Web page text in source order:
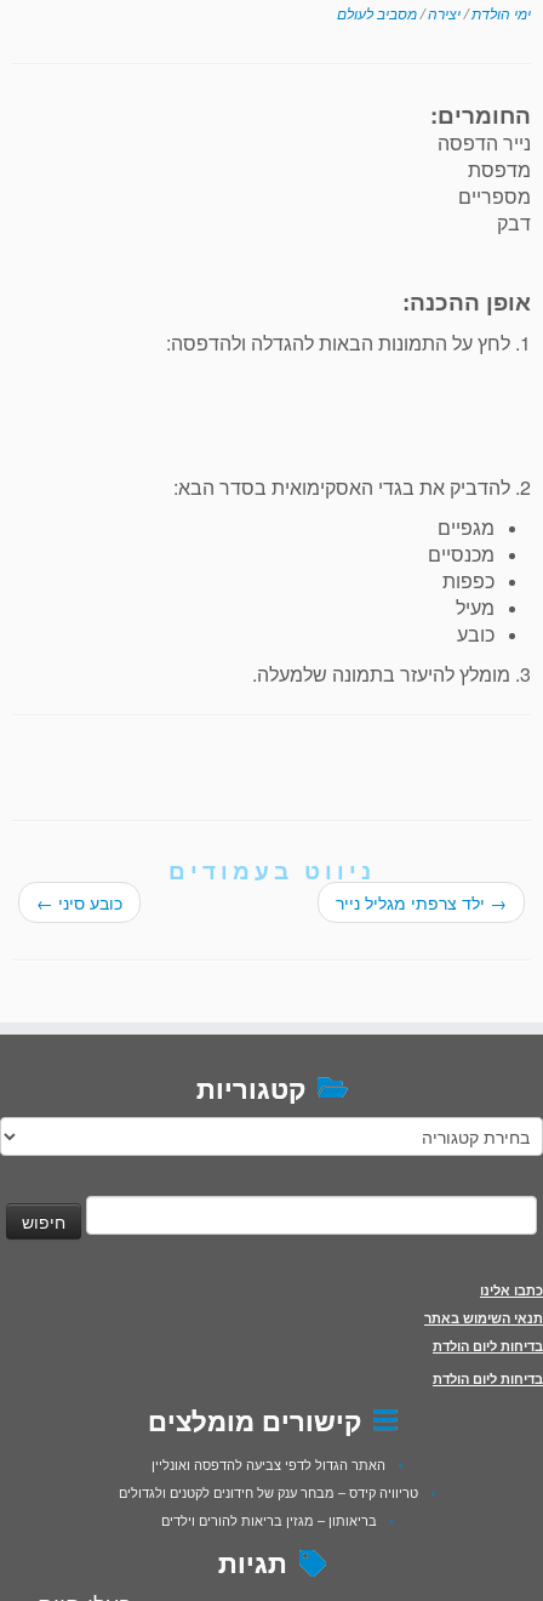
ימי הולדת/יצירה/מסביב לעולם
החומרים:
נייר הדפסה
מדפסת
מספריים
דבק
אופן ההכנה:
1. לחץ על התמונות הבאות להגדלה ולהדפסה:
2. להדביק את בגדי האסקימואית בסדר הבא:
מגפיים
מכנסיים
כפפות
מעיל
כובע
3. מומלץ להיעזר בתמונה שלמעלה.
ניווט בעמודים
→ ילד צרפתי מגליל נייר כובע סיני ←
קטגוריות
קטגוריות
חיפוש:
כתבו אלינו
תנאי השימוש באתר
בדיחות ליום הולדת
בדיחות ליום הולדת
קישורים מומלצים
האתר הגדול לדפי צביעה להדפסה ואונליין
טריוויה קידס – מבחר ענק של חידונים לקטנים ולגדולים
בריאותון – מגזין בריאות להורים וילדים
תגיות